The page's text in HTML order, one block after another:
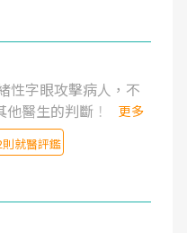
性字眼攻擊病人，不
醫生的判斷！
更多
則就醫評鑑